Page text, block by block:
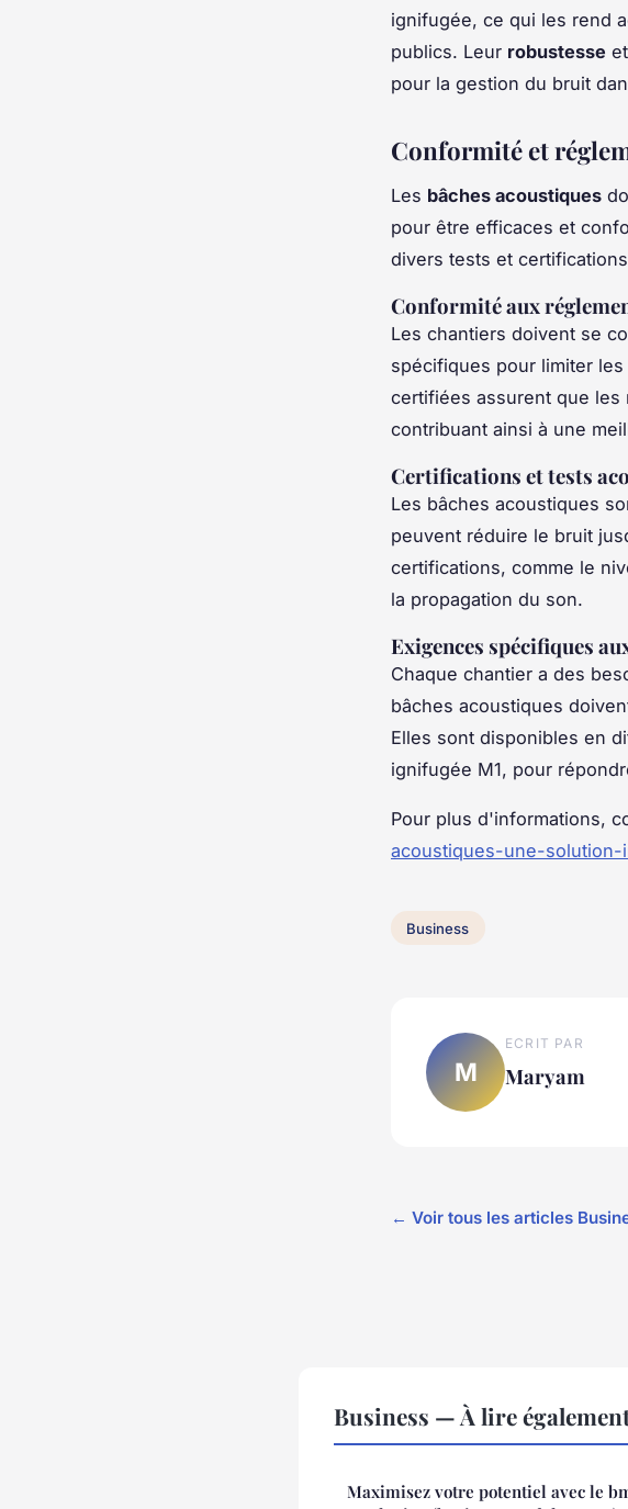
ignifugée, ce qui les rend
publics. Leur robustesse
pour la gestion du bruit
Conformité et
Les bâches acoustiques
pour être efficaces et
divers tests et
Conformité aux
Les chantiers doivent se
spécifiques pour limiter
certifiées assurent que les
contribuant ainsi à une
Certifications et tests
Les bâches acoustiques
peuvent réduire le bruit
certifications, comme le
la propagation du son.
Exigences spécifiques
Chaque chantier a des
bâches acoustiques
Elles sont disponibles en
ignifugée M1, pour
Pour plus d'informations,
acoustiques-une-solution-
Business
M
ECRIT PAR
Maryam
← Voir tous les articles
Business — À lire
Maximisez votre potentiel avec le